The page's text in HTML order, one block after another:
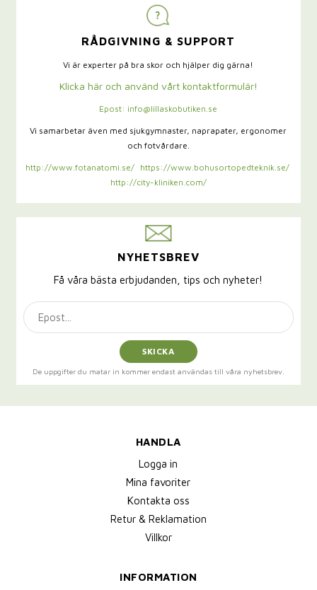
RÅDGIVNING & SUPPORT
Vi är experter på bra skor och hjälper dig gärna!
Klicka här och använd vårt kontaktformulär!
Epost: info@lillaskobutiken.se
Vi samarbetar även med sjukgymnaster, naprapater, ergonomer
och fotvårdare.
http://www.fotanatomi.se/
https://www.bohusortopedteknik.se/
http://city-kliniken.com/
NYHETSBREV
Få våra bästa erbjudanden, tips och nyheter!
SKICKA
De uppgifter du matar in kommer endast användas till våra nyhetsbrev.
HANDLA
Logga in
Mina favoriter
Kontakta oss
Retur & Reklamation
Villkor
INFORMATION